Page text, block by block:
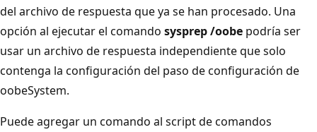
del archivo de respuesta que ya se han procesado. Una
opción al ejecutar el comando sysprep /oobe podría ser
usar un archivo de respuesta independiente que solo
contenga la configuración del paso de configuración de
oobeSystem.
Puede agregar un comando al script de comandos